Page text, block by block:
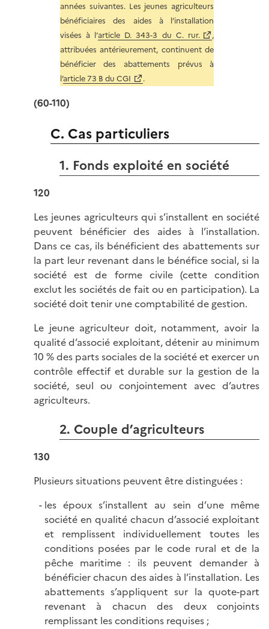
années suivantes. Les jeunes agriculteurs
bénéficiaires des aides à l’installation
visées à l’article D. 343-3 du C. rur.
,
attribuées antérieurement, continuent de
bénéficier des abattements prévus à
l’article 73 B du CGI .
(60-110)
C. Cas particuliers
1. Fonds exploité en société
120
Les jeunes agriculteurs qui s’installent en société
peuvent bénéficier des aides à l’installation.
Dans ce cas, ils bénéficient des abattements sur
la part leur revenant dans le bénéfice social, si la
société est de forme civile (cette condition
exclut les sociétés de fait ou en participation). La
société doit tenir une comptabilité de gestion.
Le jeune agriculteur doit, notamment, avoir la
qualité d’associé exploitant, détenir au minimum
10 % des parts sociales de la société et exercer un
contrôle effectif et durable sur la gestion de la
société, seul ou conjointement avec d’autres
agriculteurs.
2. Couple d’agriculteurs
130
Plusieurs situations peuvent être distinguées :
les époux s’installent au sein d’une même
société en qualité chacun d’associé exploitant
et remplissent individuellement toutes les
conditions posées par le code rural et de la
pêche maritime : ils peuvent demander à
bénéficier chacun des aides à l’installation. Les
abattements s’appliquent sur la quote-part
revenant à chacun des deux conjoints
remplissant les conditions requises ;